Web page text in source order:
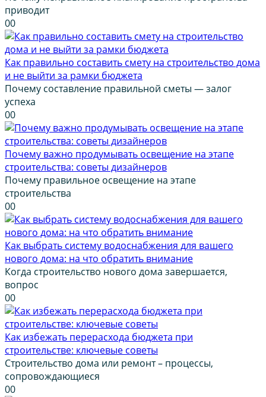
приводит
00
Как правильно составить смету на строительство дома
и не выйти за рамки бюджета
Почему составление правильной сметы — залог
успеха
00
Почему важно продумывать освещение на этапе
строительства: советы дизайнеров
Почему правильное освещение на этапе
строительства
00
Как выбрать систему водоснабжения для вашего
нового дома: на что обратить внимание
Когда строительство нового дома завершается,
вопрос
00
Как избежать перерасхода бюджета при
строительстве: ключевые советы
Строительство дома или ремонт – процессы,
сопровождающиеся
00